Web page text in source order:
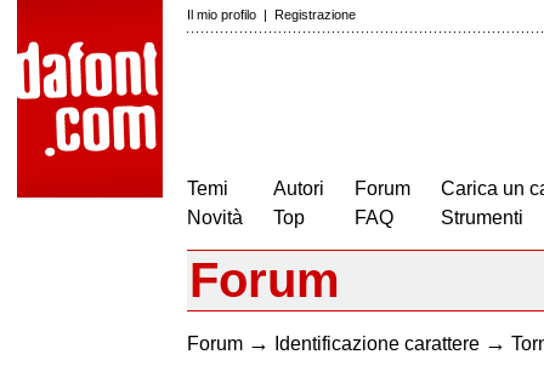
Il mio profilo | Registrazione
Temi
Novità
Autori
Top
Forum
FAQ
Carica un
Strumenti
Forum
Forum → Identificazione carattere →